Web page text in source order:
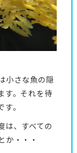
小さな魚の隠
す。それを待
。
は、すべての
か・・・